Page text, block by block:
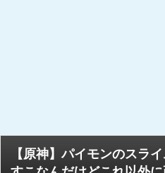
【原神】パイモンのスラ